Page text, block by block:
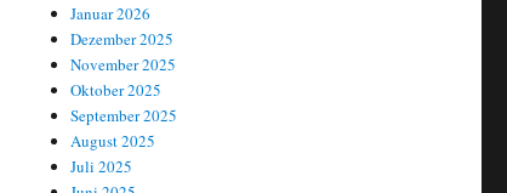
Januar 2026
Dezember 2025
November 2025
Oktober 2025
September 2025
August 2025
Juli 2025